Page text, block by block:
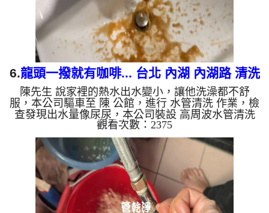
6.龍頭一撥就有咖啡... 台北 內湖 內湖路 清洗
水管
陳先生 說家裡的熱水出水變小，讓他洗澡都不舒
服，本公司驅車至 陳 公館，進行 水管清洗 作業，檢
查發現出水量像尿尿，本公司裝設 高周波水管清洗
機，注入 檸檬酸 至水管，等了約15分，開啟 水管清
洗機 ，啟動 螺旋波 模式，一洗水管就流出鐵鏽水，
忽然變成鐵灰色，最後變成咖啡色，兩個多小時後，
出水變乾淨熱水出水量也恢復了。 如是自來水，如
水管老化，會產生鐵鏽跟泥沙堆積，洗出來的水就會
是咖啡色，地下水含有氧化錳，管壁上會結成黑色管
垢，洗出來的水會跟石油一樣黑，有些洗出綠色的
水，是因為裡面有銅的物...
觀看次數：2375